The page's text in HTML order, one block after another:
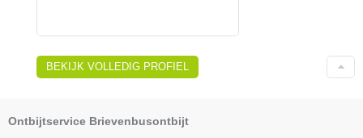
BEKIJK VOLLEDIG PROFIEL
Ontbijtservice Brievenbusontbijt